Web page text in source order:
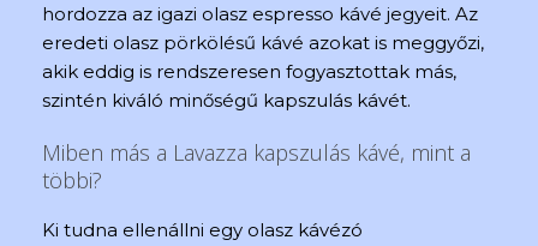
hordozza az igazi olasz espresso kávé jegyeit. Az
eredeti olasz pörkölésű kávé azokat is meggyőzi,
akik eddig is rendszeresen fogyasztottak más,
szintén kiváló minőségű kapszulás kávét.
Miben más a Lavazza kapszulás kávé, mint a
többi?
Ki tudna ellenállni egy olasz kávézó